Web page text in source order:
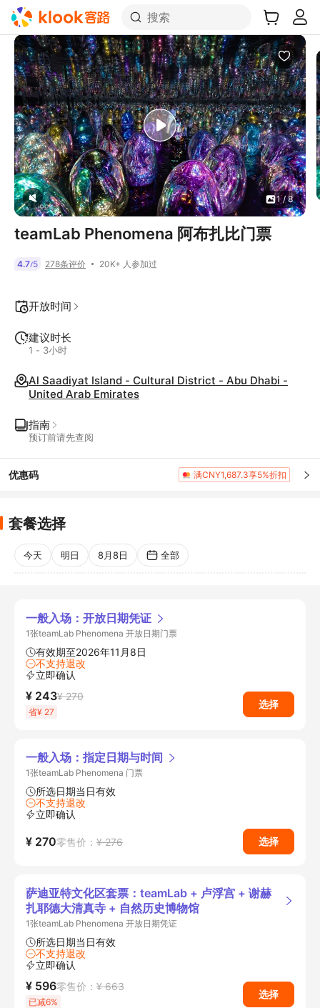
搜索
1 / 8
teamLab Phenomena 阿布扎比门票
4.7/5 278条评价 20K+ 人参加过
开放时间
建议时长
1 - 3小时
Al Saadiyat Island - Cultural District - Abu Dhabi -
United Arab Emirates
指南
预订前请先查阅
优惠码 满CNY1,687.3享5%折扣
套餐选择
今天 明日 8月8日 全部
一般入场：开放日期凭证
1张teamLab Phenomena 开放日期门票
有效期至2026年11月8日
不支持退改
立即确认
¥ 270
¥ 243
省¥ 27
选择
一般入场：指定日期与时间
1张teamLab Phenomena 门票
所选日期当日有效
不支持退改
立即确认
零售价： ¥ 276
¥ 270 选择
萨迪亚特文化区套票：teamLab + 卢浮宫 + 谢赫
扎耶德大清真寺 + 自然历史博物馆
1张teamLab Phenomena 开放日期凭证
所选日期当日有效
不支持退改
立即确认
零售价： ¥ 663
¥ 596
已减6%
选择